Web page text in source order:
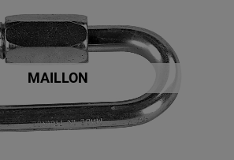
MAILLON